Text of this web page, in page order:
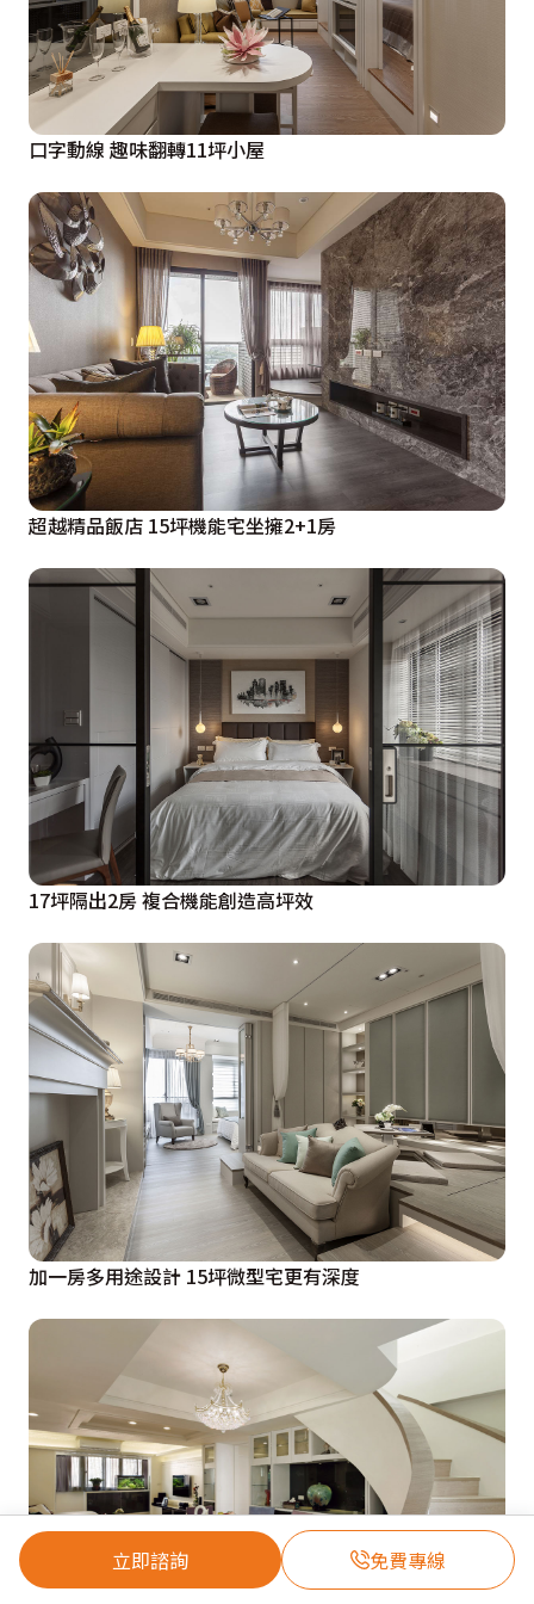
立即諮詢 免費專線
口字動線 趣味翻轉11坪小屋
超越精品飯店 15坪機能宅坐擁2+1房
17坪隔出2房 複合機能創造高坪效
加一房多用途設計 15坪微型宅更有深度